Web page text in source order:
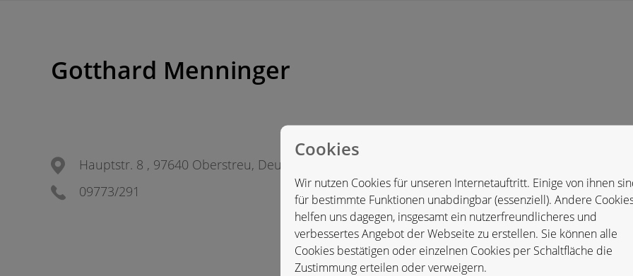
Gotthard Menninger
Hauptstr. 8 , 97640 Oberstreu, Deutschland
09773/291
Cookies
Wir nutzen Cookies für unseren Internetauftritt. Einige von ihnen
für bestimmte Funktionen unabdingbar (essenziell). Andere
helfen uns dagegen, insgesamt ein nutzerfreundlicheres und
verbessertes Angebot der Webseite zu erstellen. Sie können alle
Cookies bestätigen oder einzelnen Cookies per Schaltfläche die
Zustimmung erteilen oder verweigern.